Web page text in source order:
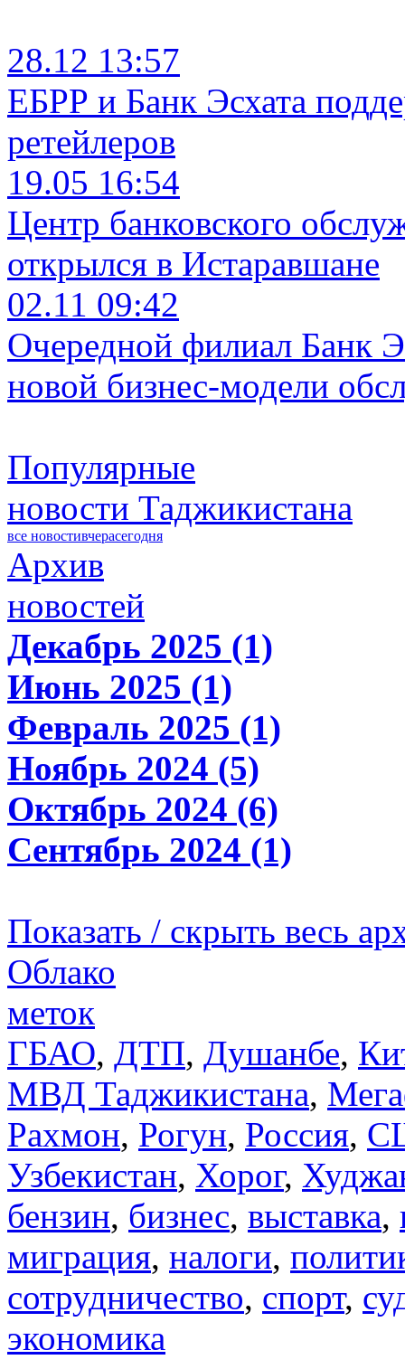
28.12 13:57
ЕБРР и Банк Эсхата
ретейлеров
19.05 16:54
Центр банковского
открылся в Истаравшане
02.11 09:42
Очередной филиал Банк
новой бизнес-модели
Популярные
новости Таджикистана
все новостивчерасегодня
Архив
новостей
Декабрь 2025 (1)
Июнь 2025 (1)
Февраль 2025 (1)
Ноябрь 2024 (5)
Октябрь 2024 (6)
Сентябрь 2024 (1)
Показать / скрыть весь
Облако
меток
ГБАО, ДТП, Душанбе,
МВД Таджикистана,
Рахмон, Рогун, Россия,
Узбекистан, Хорог,
бензин, бизнес, выставка,
миграция, налоги,
сотрудничество, спорт,
экономика